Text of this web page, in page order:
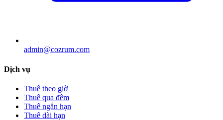
admin@cozrum.com
Dịch vụ
Thuê theo giờ
Thuê qua đêm
Thuê ngắn hạn
Thuê dài hạn